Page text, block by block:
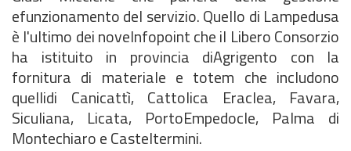
efunzionamento del servizio. Quello di Lampedusa
è l'ultimo dei noveInfopoint che il Libero Consorzio
ha istituito in provincia diAgrigento con la
fornitura di materiale e totem che includono
quellidi Canicattì, Cattolica Eraclea, Favara,
Siculiana, Licata, PortoEmpedocle, Palma di
Montechiaro e Casteltermini.